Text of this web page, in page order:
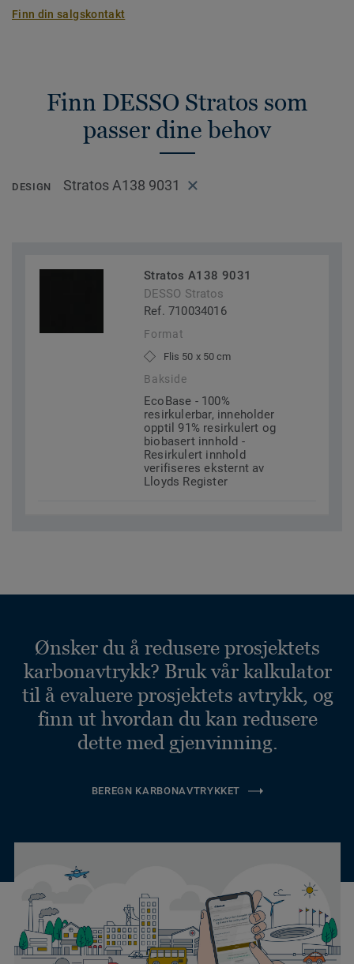
Finn din salgskontakt
Finn DESSO Stratos som
passer dine behov
DESIGN Stratos A138 9031
Stratos A138 9031
DESSO Stratos
Ref. 710034016
Format
Flis 50 x 50 cm
Bakside
EcoBase - 100%
resirkulerbar, inneholder
opptil 91% resirkulert og
biobasert innhold -
Resirkulert innhold
verifiseres eksternt av
Lloyds Register
Ønsker du å redusere prosjektets
karbonavtrykk? Bruk vår kalkulator
til å evaluere prosjektets avtrykk, og
finn ut hvordan du kan redusere
dette med gjenvinning.
BEREGN KARBONAVTRYKKET